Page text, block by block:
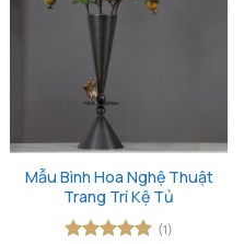
Mẫu Bình Hoa Nghệ Thuật
Trang Trí Kệ Tủ
(1)